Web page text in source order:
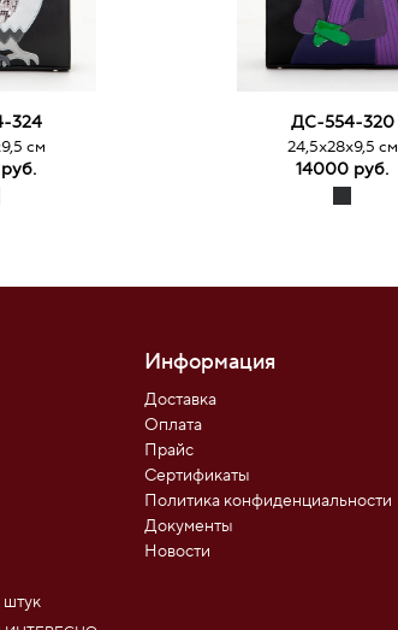
324
см
ДС-554-320
24,5х28х9,5 см
14000 руб.
штук
Информация
Доставка
Оплата
Прайс
Сертификаты
Политика конфиденциальности
Документы
Новости